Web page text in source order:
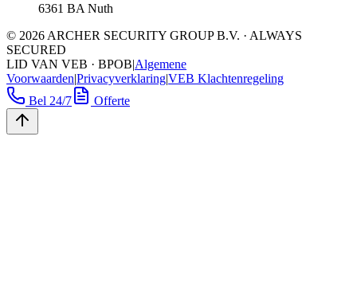
6361 BA Nuth
© 2026 ARCHER SECURITY GROUP B.V. · ALWAYS
SECURED
LID VAN VEB · BPOB|Algemene
Voorwaarden|Privacyverklaring|VEB Klachtenregeling
Bel 24/7
Offerte